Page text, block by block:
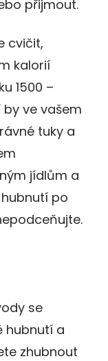
přijmout.
cvičit,
kalorií
1500 –
by ve vašem
tuky a
jídlům a
po
se
hubnutí a
zhubnout